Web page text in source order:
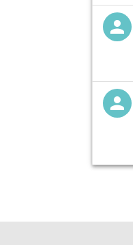
person
person